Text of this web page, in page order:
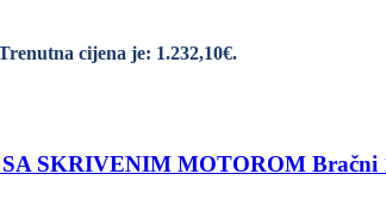
cijena je: 1.232,10€.
SKRIVENIM MOTOROM Bračni